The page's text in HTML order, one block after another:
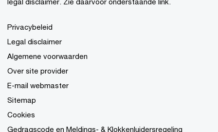
Privacybeleid
Legal disclaimer
Algemene voorwaarden
Over site provider
E-mail webmaster
Sitemap
Cookies
Gedragscode en Meldings- & Klokkenluidersregeling